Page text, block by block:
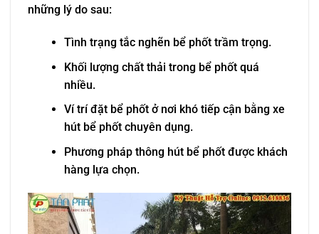
những lý do sau:
Tình trạng tắc nghẽn bể phốt trầm trọng.
Khối lượng chất thải trong bể phốt quá
nhiều.
Ví trí đặt bể phốt ở nơi khó tiếp cận bằng xe
hút bể phốt chuyên dụng.
Phương pháp thông hút bể phốt được khách
hàng lựa chọn.